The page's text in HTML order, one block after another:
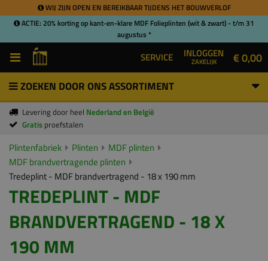
WIJ ZIJN OPEN EN BEREIKBAAR TIJDENS HET BOUWVERLOF
ACTIE: 20% korting op kant-en-klare MDF Folieplinten (wit & zwart) - t/m 31
augustus *
SERVICE INLOGGEN
ZAKELIJK € 0,00
ZOEKEN DOOR ONS ASSORTIMENT
Levering door heel Nederland en België
Gratis proefstalen
Plintenfabriek Plinten
MDF plinten
MDF brandvertragende plinten
Tredeplint - MDF brandvertragend - 18 x 190 mm
TREDEPLINT - MDF
BRANDVERTRAGEND - 18 X
190 MM